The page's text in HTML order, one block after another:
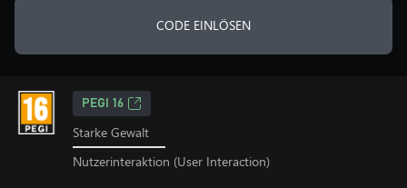
CODE EINLÖSEN
PEGI 16
Starke Gewalt
Nutzerinteraktion (User Interaction)